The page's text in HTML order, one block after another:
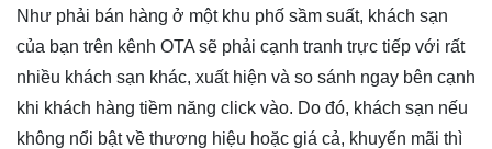
Như phải bán hàng ở một khu phố sầm suất, khách sạn
của bạn trên kênh OTA sẽ phải cạnh tranh trực tiếp với rất
nhiều khách sạn khác, xuất hiện và so sánh ngay bên cạnh
khi khách hàng tiềm năng click vào. Do đó, khách sạn nếu
không nổi bật về thương hiệu hoặc giá cả, khuyến mãi thì